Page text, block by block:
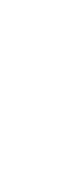
aos favoritos
aos favoritos